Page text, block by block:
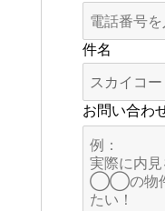
件名
お問い合わ